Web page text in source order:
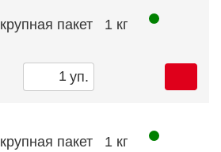
крупная пакет 1 кг
уп.
крупная пакет 1 кг